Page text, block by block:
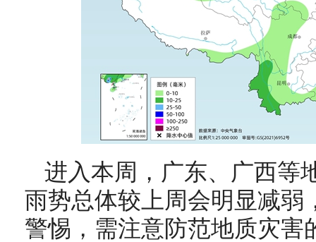
进入本周，广东、广西等
雨势总体较上周会明显减弱
警惕，需注意防范地质灾害